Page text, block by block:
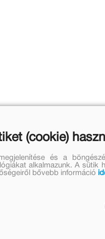
(cookie)
és a
alkalmazunk. A sütik
bővebb információ